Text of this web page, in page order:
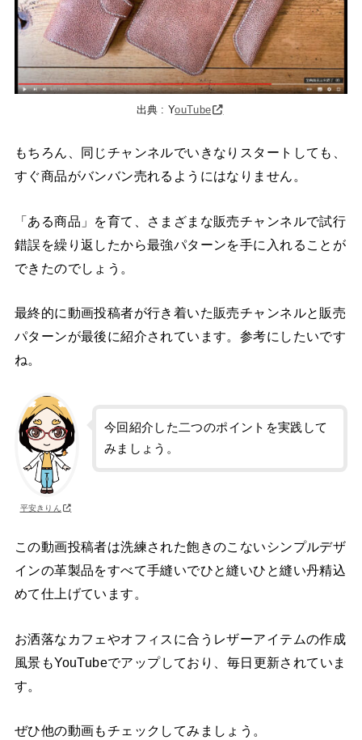
出典 : YouTube
もちろん、同じチャンネルでいきなりスタートしても、
すぐ商品がバンバン売れるようにはなりません。
「ある商品」を育て、さまざまな販売チャンネルで試行
錯誤を繰り返したから最強パターンを手に入れることが
できたのでしょう。
最終的に動画投稿者が行き着いた販売チャンネルと販売
パターンが最後に紹介されています。参考にしたいです
ね。
平安きりん
今回紹介した二つのポイントを実践して
みましょう。
この動画投稿者は洗練された飽きのこないシンプルデザ
インの革製品をすべて手縫いでひと縫いひと縫い丹精込
めて仕上げています。
お洒落なカフェやオフィスに合うレザーアイテムの作成
風景もYouTubeでアップしており、毎日更新されていま
す。
ぜひ他の動画もチェックしてみましょう。